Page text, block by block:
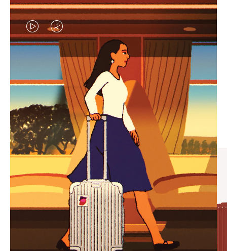
EL
VÍDEO
ESTÁ
PAUSADO,
PULSE
PARA
PAUSARLO.
EL
SONIDO
DEL
VÍDEO
ESTÁ
DESACTIVADO:
PULSE
PARA
ACTIVARLO.
IDAS DE REGALO CUIDADOSAMENTE ELEGIDAS
Encuentre su compañero de
viaje ideal